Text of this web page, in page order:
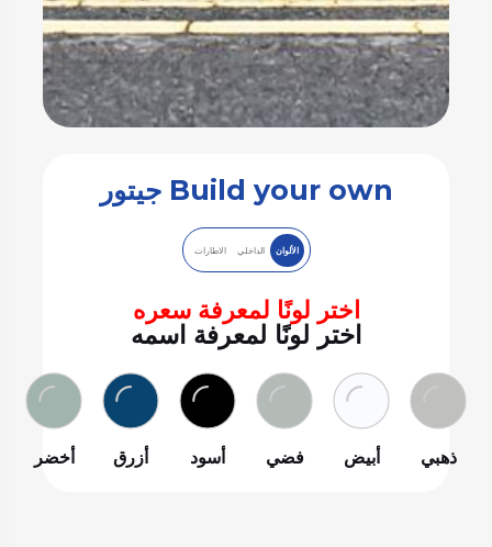
Build your own جيتور
الألوان الداخلي الاطارات
اختر لونًا لمعرفة سعره
اختر لونًا لمعرفة اسمه
ذهبي أبيض فضي أسود أزرق أخضر